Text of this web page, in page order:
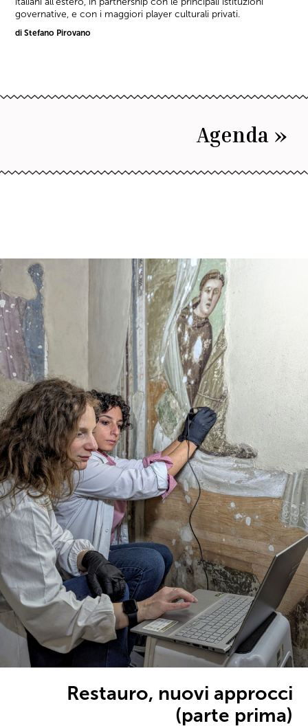
governative, e con i maggiori player culturali privati.
di Stefano Pirovano
Agenda »
Restauro, nuovi approcci
(parte prima)